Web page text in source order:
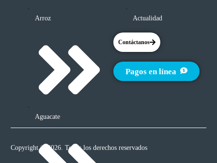
Arroz
Aguacate
Actualidad
Contáctanos
Pagos en línea
Copyright © 2026. Todos los derechos reservados